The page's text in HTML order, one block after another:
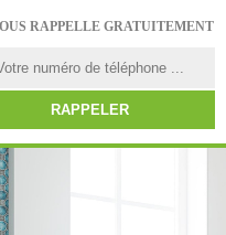
RAPPELLE GRATUITEMENT